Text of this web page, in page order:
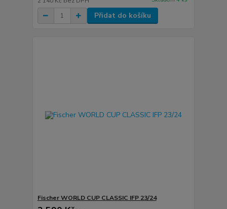
Přidat do košíku
Fischer WORLD CUP CLASSIC IFP 23/24